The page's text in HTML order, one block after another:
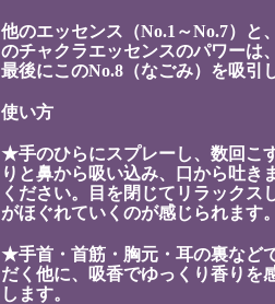
他のエッセンス（No.1～No.7）と
のチャクラエッセンスのパワーは
最後にこのNo.8（なごみ）を吸引
使い方
★手のひらにスプレーし、数回こ
りと鼻から吸い込み、口から吐き
ください。目を閉じてリラックス
がほぐれていくのが感じられます
★手首・首筋・胸元・耳の裏など
だく他に、吸香でゆっくり香りを
します。